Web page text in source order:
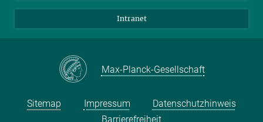
YouTube
Intranet
Max-Planck-Gesellschaft
Sitemap Impressum
Datenschutzhinweis
Barrierefreiheit